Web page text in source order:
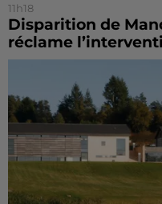
11h18
Disparition de
réclame